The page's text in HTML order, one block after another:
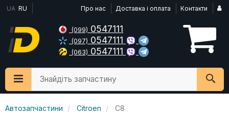
UA RU Про нас Доставка і оплата Контакти
(099) 0547111
(097) 0547111
(063) 0547111
Знайдіть запчастину
Автозапчастини Citroen C8